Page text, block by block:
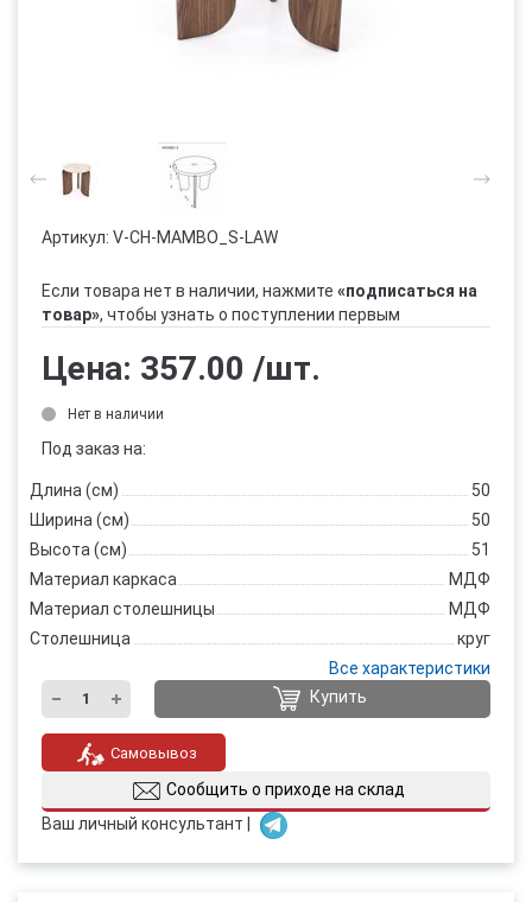
Артикул: V-CH-MAMBO_S-LAW
Если товара нет в наличии, нажмите «подписаться на
товар», чтобы узнать о поступлении первым
Цена: 357.00 /шт.
Нет в наличии
Под заказ на:
Длина (см)
50
Ширина (см)
50
Высота (см)
51
Материал каркаса
МДФ
Материал столешницы
МДФ
Столешница
круг
Все характеристики
Купить
Самовывоз
Сообщить о приходе на склад
Ваш личный консультант |